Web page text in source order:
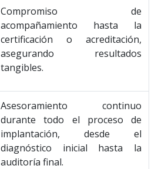
Compromiso de
acompañamiento hasta la
certificación o acreditación,
asegurando resultados
tangibles.
Asesoramiento continuo
durante todo el proceso de
implantación, desde el
diagnóstico inicial hasta la
auditoría final.